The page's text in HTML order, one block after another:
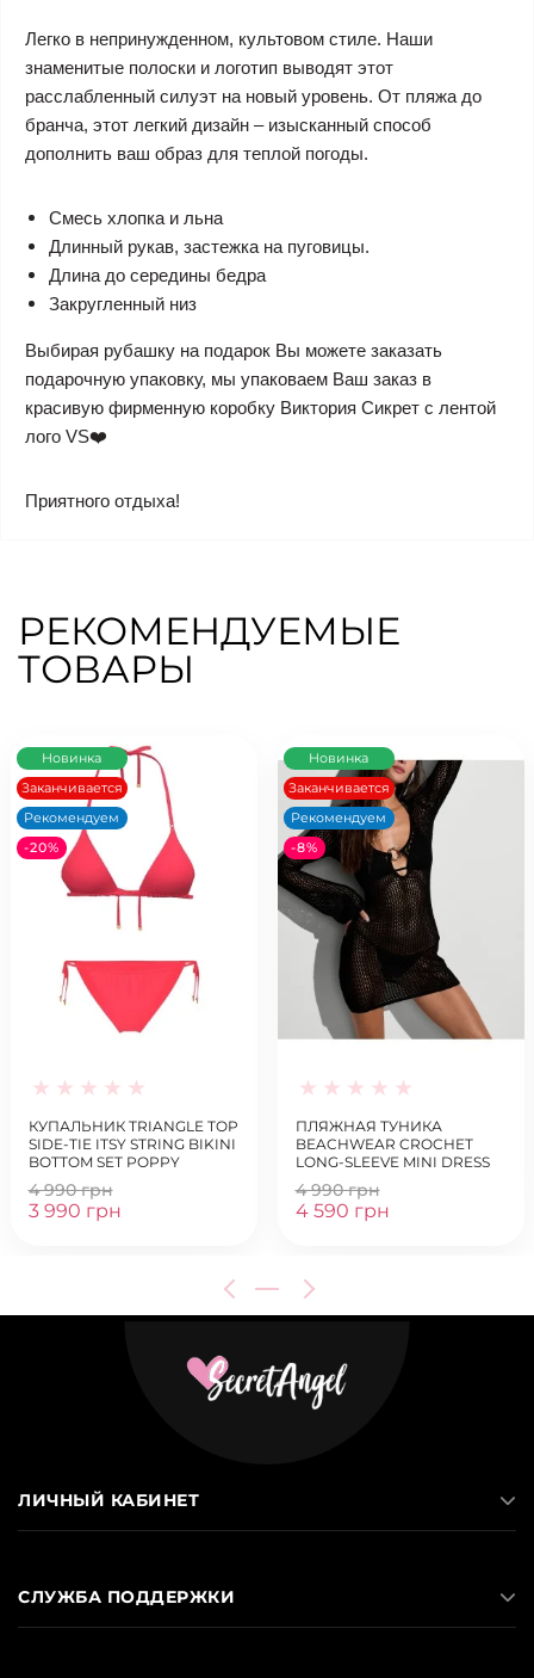
Легко в непринужденном, культовом стиле. Наши
знаменитые полоски и логотип выводят этот
расслабленный силуэт на новый уровень. От пляжа до
бранча, этот легкий дизайн – изысканный способ
дополнить ваш образ для теплой погоды.
Смесь хлопка и льна
Длинный рукав, застежка на пуговицы.
Длина до середины бедра
Закругленный низ
Выбирая рубашку на подарок Вы можете заказать
подарочную упаковку, мы упаковаем Ваш заказ в
красивую фирменную коробку Виктория Сикрет с лентой
лого VS❤️
Приятного отдыха!
РЕКОМЕНДУЕМЫЕ
ТОВАРЫ
Новинка
Заканчивается
Рекомендуем
-20%
КУПАЛЬНИК TRIANGLE TOP
SIDE-TIE ITSY STRING BIKINI
BOTTOM SET POPPY
4 990 грн
3 990 грн
Новинка
Заканчивается
Рекомендуем
-8%
ПЛЯЖНАЯ ТУНИКА
BEACHWEAR CROCHET
LONG-SLEEVE MINI DRESS
4 990 грн
4 590 грн
ЛИЧНЫЙ КАБИНЕТ
СЛУЖБА ПОДДЕРЖКИ